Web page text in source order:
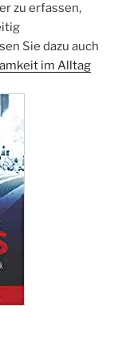
zu erfassen,
Sie dazu auch
im Alltag